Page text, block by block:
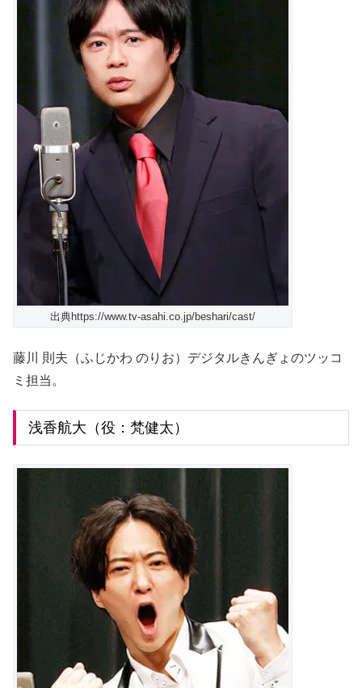
出典https://www.tv-asahi.co.jp/beshari/cast/
藤川 則夫（ふじかわ のりお）デジタルきんぎょのツッコ
ミ担当。
浅香航大（役：梵健太）